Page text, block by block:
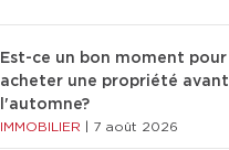
Est-ce un bon moment pour
acheter une propriété avant
l'automne?
IMMOBILIER 7 août 2026